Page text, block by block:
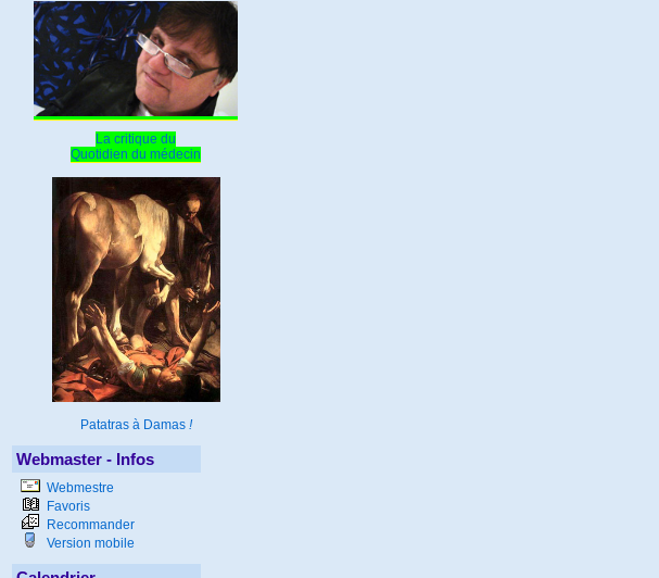
La critique du
Quotidien du médecin
Patatras à Damas !
Webmaster - Infos
Webmestre
Favoris
Recommander
Version mobile